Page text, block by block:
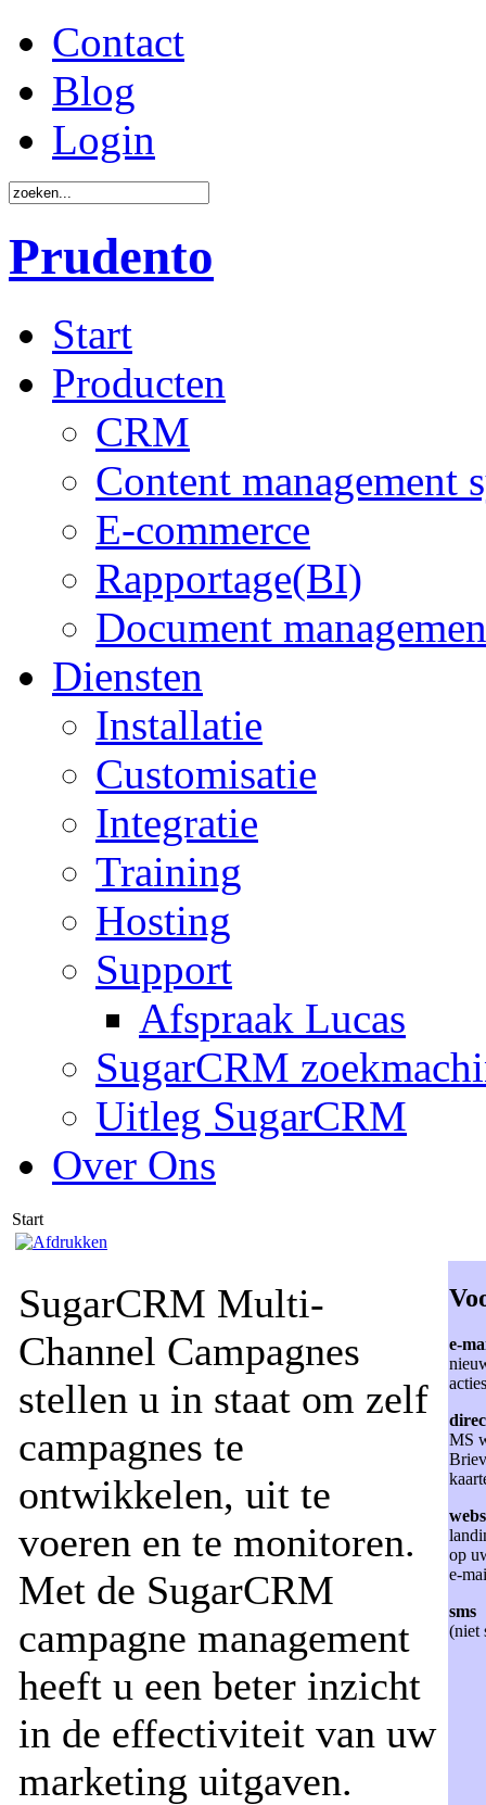
Contact
Blog
Login
Prudento
Start
Producten
CRM
Content management
E-commerce
Rapportage(BI)
Document
Diensten
Installatie
Customisatie
Integratie
Training
Hosting
Support
Afspraak Lucas
SugarCRM
Uitleg SugarCRM
Over Ons
Start
SugarCRM Multi-
Channel Campagnes
stellen u in staat om zelf
campagnes te
ontwikkelen, uit te
voeren en te monitoren.
Met de SugarCRM
campagne management
heeft u een beter inzicht
in de effectiviteit van uw
marketing uitgaven.
e-
acties
MS
op
e-
sms
(niet